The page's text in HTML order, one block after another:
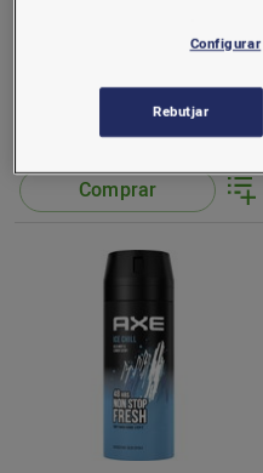
Axe desodorant black
3,55 €/u.
Comprar
Configurar
Rebutjar